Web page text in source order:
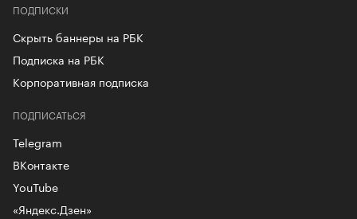
ПОДПИСКИ
Скрыть баннеры на РБК
Подписка на РБК
Корпоративная подписка
ПОДПИСАТЬСЯ
Telegram
ВКонтакте
YouTube
«Яндекс.Дзен»